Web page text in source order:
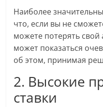
Наиболее
что, если вы не
можете потерять свой
может показаться
об этом, принимая
2. Высокие
ставки